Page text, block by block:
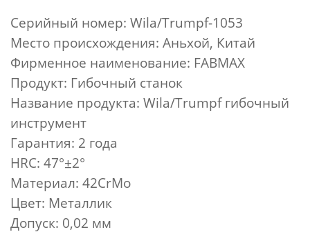
Cерийный номер: Wila/Trumpf-1053
Место происхождения: Аньхой, Китай
Фирменное наименование: FABMAX
Продукт: Гибочный станок
Название продукта: Wila/Trumpf гибочный
инструмент
Гарантия: 2 года
HRC: 47°±2°
Материал: 42CrMo
Цвет: Металлик
Допуск: 0,02 мм